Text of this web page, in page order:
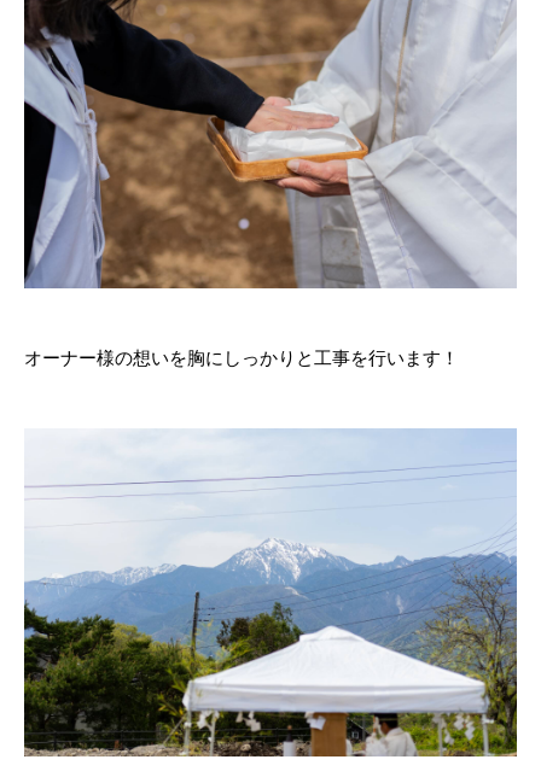
オーナー様の想いを胸にしっかりと工事を行います！